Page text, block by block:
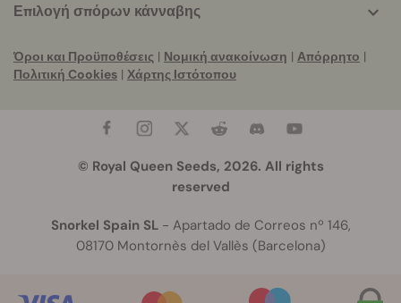
Επιλογή σπόρων κάνναβης
Όροι και Προϋποθέσεις | Νομική ανακοίνωση | Απόρρητο |
Πολιτική Cookies | Χάρτης Ιστότοπου
© Royal Queen Seeds, 2026. All rights
reserved
Snorkel Spain SL- Apartado de Correos nº 146,
08170 Montornès del Vallès (Barcelona)